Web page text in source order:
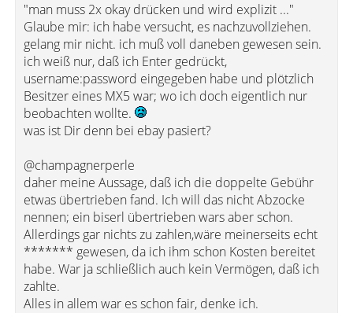
"man muss 2x okay drücken und wird explizit ..."
Glaube mir: ich habe versucht, es nachzuvollziehen.
gelang mir nicht. ich muß voll daneben gewesen sein.
ich weiß nur, daß ich Enter gedrückt,
username:password eingegeben habe und plötzlich
Besitzer eines MX5 war; wo ich doch eigentlich nur
beobachten wollte.
was ist Dir denn bei ebay pasiert?
@champagnerperle
daher meine Aussage, daß ich die doppelte Gebühr
etwas übertrieben fand. Ich will das nicht Abzocke
nennen; ein biserl übertrieben wars aber schon.
Allerdings gar nichts zu zahlen,wäre meinerseits echt
******* gewesen, da ich ihm schon Kosten bereitet
habe. War ja schließlich auch kein Vermögen, daß ich
zahlte.
Alles in allem war es schon fair, denke ich.